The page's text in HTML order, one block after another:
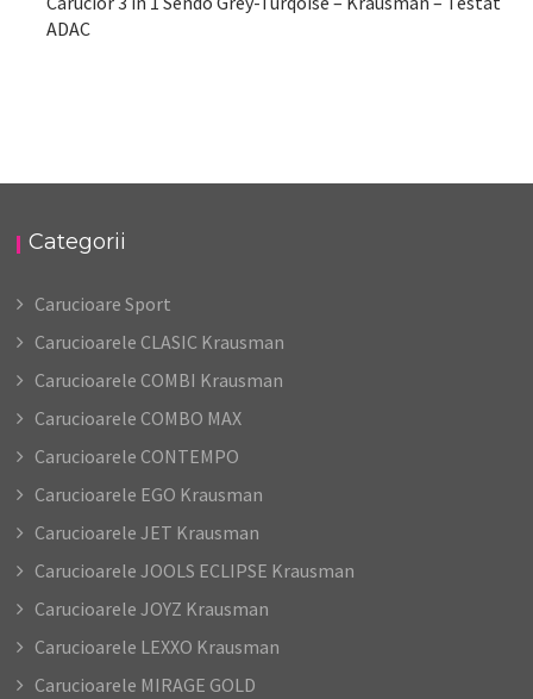
ADAC
Categorii
Carucioare Sport
Carucioarele CLASIC Krausman
Carucioarele COMBI Krausman
Carucioarele COMBO MAX
Carucioarele CONTEMPO
Carucioarele EGO Krausman
Carucioarele JET Krausman
Carucioarele JOOLS ECLIPSE Krausman
Carucioarele JOYZ Krausman
Carucioarele LEXXO Krausman
Carucioarele MIRAGE GOLD